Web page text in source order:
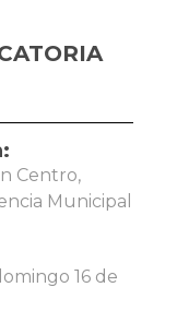
Centro,
Municipal
16 de